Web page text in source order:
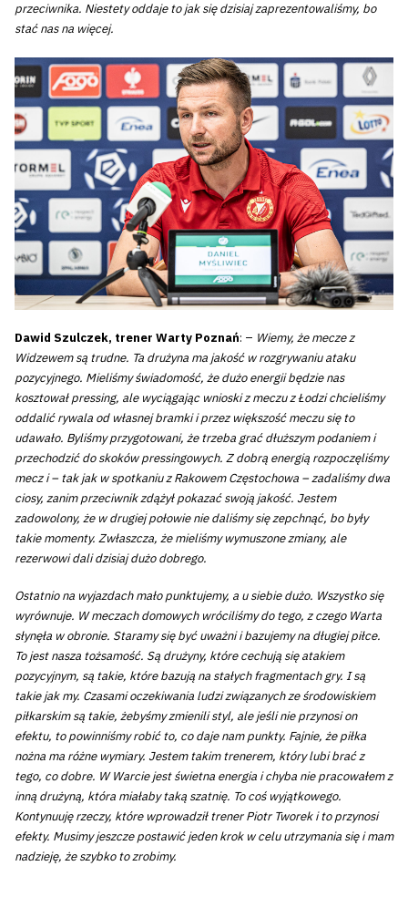
przeciwnika. Niestety oddaje to jak się dzisiaj zaprezentowaliśmy, bo
stać nas na więcej.
Dawid Szulczek, trener Warty Poznań: – Wiemy, że mecze z
Widzewem są trudne. Ta drużyna ma jakość w rozgrywaniu ataku
pozycyjnego. Mieliśmy świadomość, że dużo energii będzie nas
kosztował pressing, ale wyciągając wnioski z meczu z Łodzi chcieliśmy
oddalić rywala od własnej bramki i przez większość meczu się to
udawało. Byliśmy przygotowani, że trzeba grać dłuższym podaniem i
przechodzić do skoków pressingowych. Z dobrą energią rozpoczęliśmy
mecz i – tak jak w spotkaniu z Rakowem Częstochowa – zadaliśmy dwa
ciosy, zanim przeciwnik zdążył pokazać swoją jakość. Jestem
zadowolony, że w drugiej połowie nie daliśmy się zepchnąć, bo były
takie momenty. Zwłaszcza, że mieliśmy wymuszone zmiany, ale
rezerwowi dali dzisiaj dużo dobrego.
Ostatnio na wyjazdach mało punktujemy, a u siebie dużo. Wszystko się
wyrównuje. W meczach domowych wróciliśmy do tego, z czego Warta
słynęła w obronie. Staramy się być uważni i bazujemy na długiej piłce.
To jest nasza tożsamość. Są drużyny, które cechują się atakiem
pozycyjnym, są takie, które bazują na stałych fragmentach gry. I są
takie jak my. Czasami oczekiwania ludzi związanych ze środowiskiem
piłkarskim są takie, żebyśmy zmienili styl, ale jeśli nie przynosi on
efektu, to powinniśmy robić to, co daje nam punkty. Fajnie, że piłka
nożna ma różne wymiary. Jestem takim trenerem, który lubi brać z
tego, co dobre. W Warcie jest świetna energia i chyba nie pracowałem z
inną drużyną, która miałaby taką szatnię. To coś wyjątkowego.
Kontynuuję rzeczy, które wprowadził trener Piotr Tworek i to przynosi
efekty. Musimy jeszcze postawić jeden krok w celu utrzymania się i mam
nadzieję, że szybko to zrobimy.